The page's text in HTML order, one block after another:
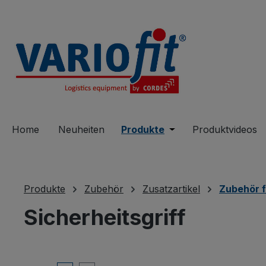
Home Neuheiten Produkte Öffne oder Schließe
Produktvideos
Produkte Zubehör Zusatzartikel Zubehör
Sicherheitsgriff